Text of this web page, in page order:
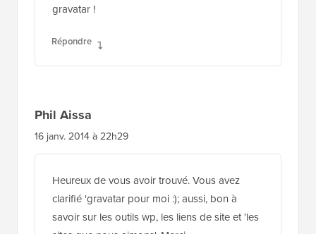
gravatar !
Répondre
Phil Aissa
16 janv. 2014 à 22h29
Heureux de vous avoir trouvé. Vous avez
clarifié 'gravatar pour moi :); aussi, bon à
savoir sur les outils wp, les liens de site et 'les